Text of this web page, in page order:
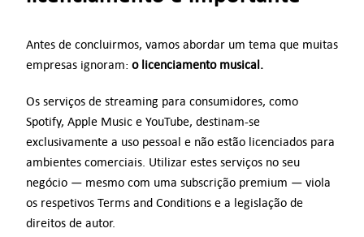
Antes de concluirmos, vamos abordar um tema que muitas
empresas ignoram: o licenciamento musical.
Os serviços de streaming para consumidores, como
Spotify, Apple Music e YouTube, destinam-se
exclusivamente a uso pessoal e não estão licenciados para
ambientes comerciais. Utilizar estes serviços no seu
negócio — mesmo com uma subscrição premium — viola
os respetivos Terms and Conditions e a legislação de
direitos de autor.